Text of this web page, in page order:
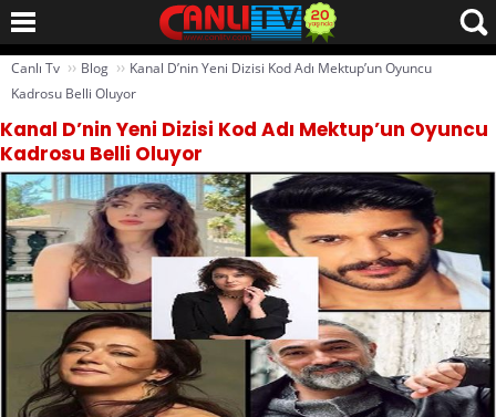
Canlı Tv ›› Blog ›› Kanal D’nin Yeni Dizisi Kod Adı Mektup’un Oyuncu
Kadrosu Belli Oluyor
Kanal D’nin Yeni Dizisi Kod Adı Mektup’un Oyuncu
Kadrosu Belli Oluyor